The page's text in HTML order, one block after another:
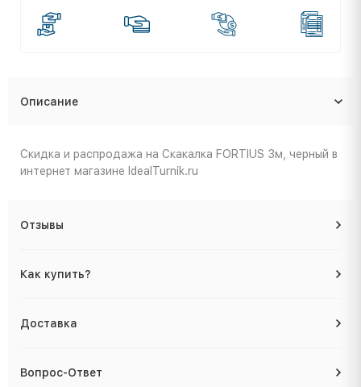
Описание
Скидка и распродажа на Скакалка FORTIUS 3м, черный в
интернет магазине IdealTurnik.ru
Отзывы
Как купить?
Доставка
Вопрос-Ответ